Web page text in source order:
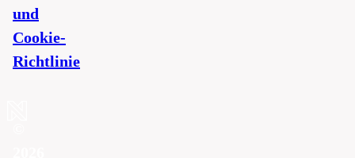
und
Cookie-
Richtlinie